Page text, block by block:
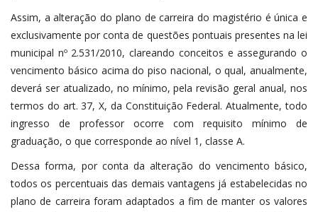
Assim, a alteração do plano de carreira do magistério é única e
exclusivamente por conta de questões pontuais presentes na lei
municipal nº 2.531/2010, clareando conceitos e assegurando o
vencimento básico acima do piso nacional, o qual, anualmente,
deverá ser atualizado, no mínimo, pela revisão geral anual, nos
termos do art. 37, X, da Constituição Federal. Atualmente, todo
ingresso de professor ocorre com requisito mínimo de
graduação, o que corresponde ao nível 1, classe A.
Dessa forma, por conta da alteração do vencimento básico,
todos os percentuais das demais vantagens já estabelecidas no
plano de carreira foram adaptados a fim de manter os valores